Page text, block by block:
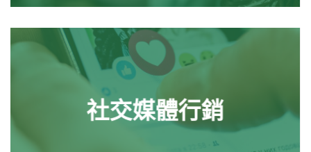
社交媒體行銷